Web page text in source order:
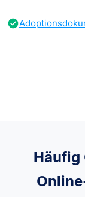
Häufig